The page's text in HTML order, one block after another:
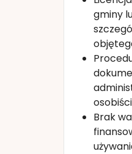
gminy
Brak